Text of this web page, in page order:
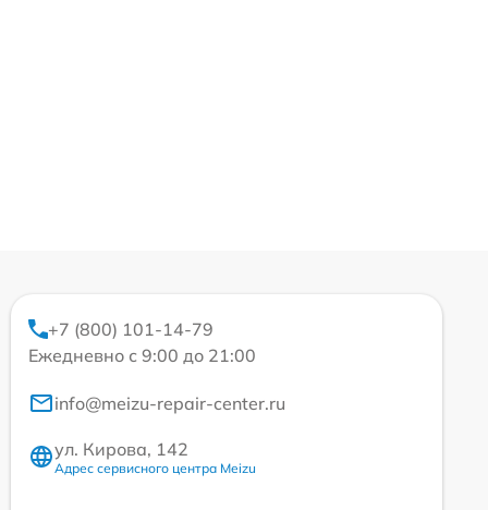
+7 (800) 101-14-79
Ежедневно с 9:00 до 21:00
info@meizu-repair-center.ru
ул. Кирова, 142
Адрес сервисного центра Meizu